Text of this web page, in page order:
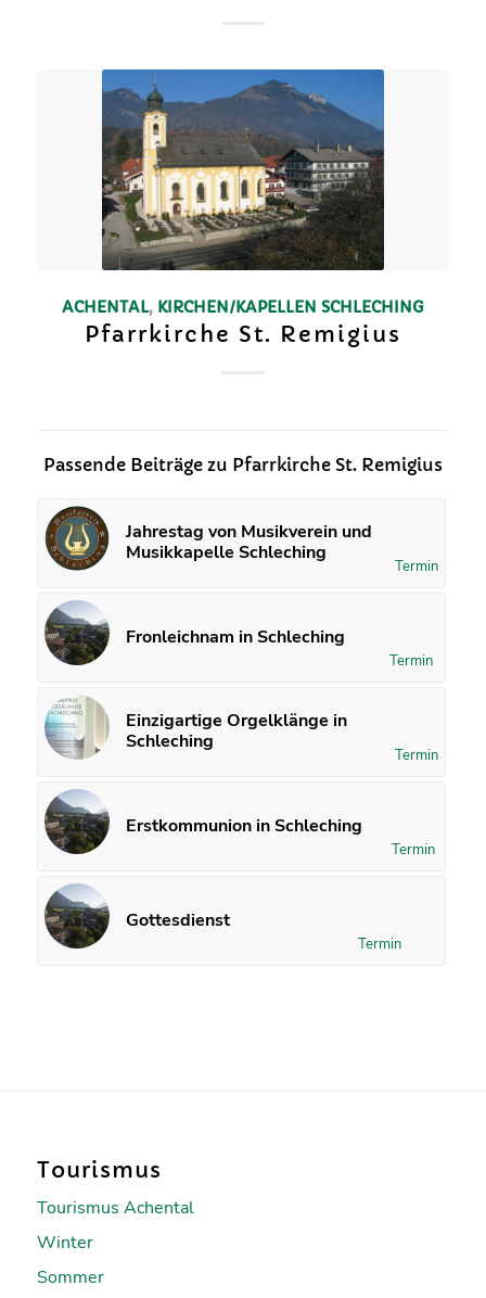
ACHENTAL, KIRCHEN/KAPELLEN SCHLECHING
Pfarrkirche St. Remigius
Passende Beiträge zu Pfarrkirche St. Remigius
Jahrestag von Musikverein und
Musikkapelle Schleching
Termin
Fronleichnam in Schleching
Termin
Einzigartige Orgelklänge in
Schleching
Termin
Erstkommunion in Schleching
Termin
Gottesdienst
Termin
Tourismus
Tourismus Achental
Winter
Sommer